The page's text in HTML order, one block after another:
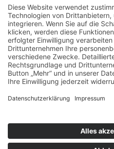
Kontakt
Impressum
Datenschutz
Facebook
LinkedInInstagram